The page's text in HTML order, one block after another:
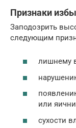
Признаки
Заподозрить
следующим
лишнему
или
сухости